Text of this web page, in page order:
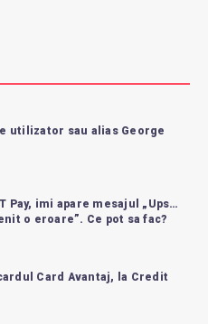
utilizator sau alias George
Pay, imi apare mesajul „Ups…
o eroare”. Ce pot sa fac?
Card Avantaj, la Credit